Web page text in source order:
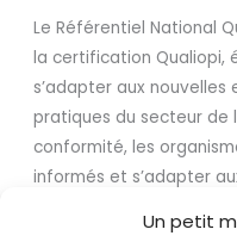
Un petit
Le Référentiel National
la certification Qualiopi,
s’adapter aux
pratiques du secteur de
conformité, les
informés et s’adapter
:
rester
à
jour